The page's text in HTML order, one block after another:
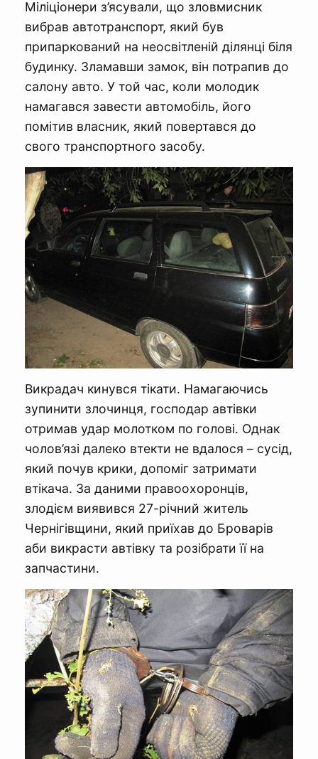
Міліціонери з’ясували, що зловмисник
вибрав автотранспорт, який був
припаркований на неосвітленій ділянці біля
будинку. Зламавши замок, він потрапив до
салону авто. У той час, коли молодик
намагався завести автомобіль, його
помітив власник, який повертався до
свого транспортного засобу.
Викрадач кинувся тікати. Намагаючись
зупинити злочинця, господар автівки
отримав удар молотком по голові. Однак
чолов’язі далеко втекти не вдалося – сусід,
який почув крики, допоміг затримати
втікача. За даними правоохоронців,
злодієм виявився 27-річний житель
Чернігівщини, який приїхав до Броварів
аби викрасти автівку та розібрати її на
запчастини.